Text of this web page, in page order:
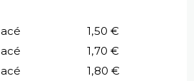
1,50 €
1,70 €
1,80 €